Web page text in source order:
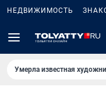
НЕДВИЖИМОСТЬ
Умерла известная